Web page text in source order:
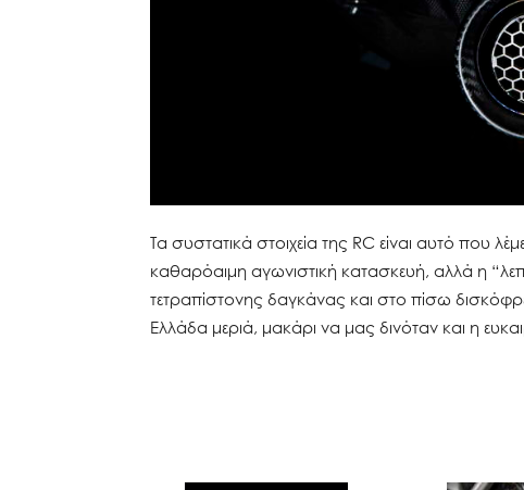
Τα συστατικά στοιχεία της RC είναι αυτό που
καθαρόαιμη αγωνιστική κατασκευή, αλλά η
τετραπίστονης δαγκάνας και στο πίσω
Ελλάδα μεριά, μακάρι να μας δινόταν και η